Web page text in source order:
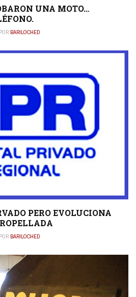
UNA MOTO…
BARILOCHED
PERO EVOLUCIONA
BARILOCHED